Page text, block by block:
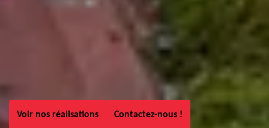
Voir nos réalisations Contactez-nous !